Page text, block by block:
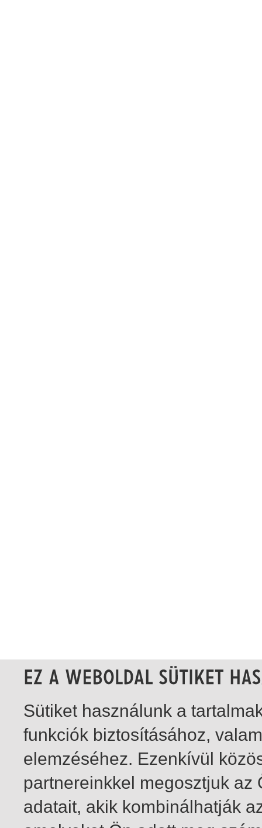
Sütiket használunk a
funkciók biztosításához,
elemzéséhez. Ezenkívül
partnereinkkel megosztjuk
adatait, akik kombinálhatják